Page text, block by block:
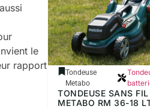
le
rapport
Tondeuse
Metabo
TONDEUSE SANS FIL
METABO RM 36-18